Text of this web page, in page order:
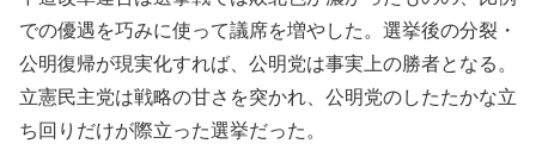
での優遇を巧みに使って議席を増やした。選挙後の分裂・
公明復帰が現実化すれば、公明党は事実上の勝者となる。
立憲民主党は戦略の甘さを突かれ、公明党のしたたかな立
ち回りだけが際立った選挙だった。